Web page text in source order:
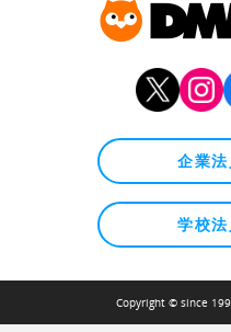
企業
学校
Copyright © since